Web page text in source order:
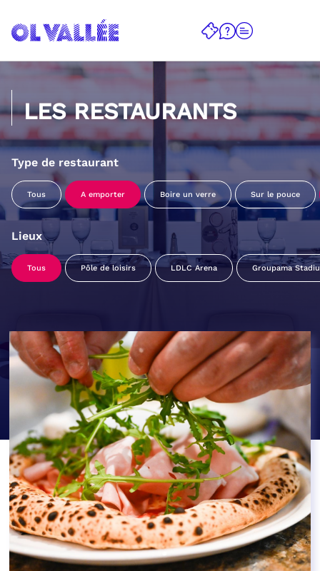
LES RESTAURANTS
Type de restaurant
Tous A emporter Boire un verre Sur le pouce
Lieux
Tous Pôle de loisirs LDLC Arena Groupama